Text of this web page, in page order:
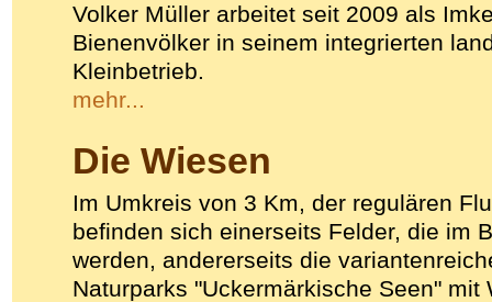
Volker Müller arbeitet seit 2009 als
Bienenvölker in seinem integrierten
Kleinbetrieb.
mehr...
Die Wiesen
Im Umkreis von 3 Km, der regulären
befinden sich einerseits Felder, die im
werden, andererseits die
Naturparks "Uckermärkische Seen"